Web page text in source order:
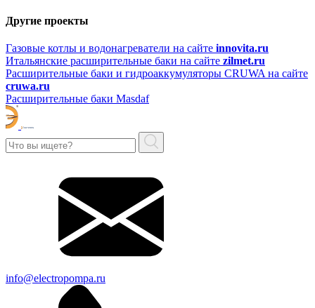
Другие проекты
Газовые котлы и водонагреватели на сайте innovita.ru
Итальянские расширительные баки на сайте zilmet.ru
Расширительные баки и гидроаккумуляторы CRUWA на сайте
cruwa.ru
Расширительные баки Masdaf
info@electropompa.ru